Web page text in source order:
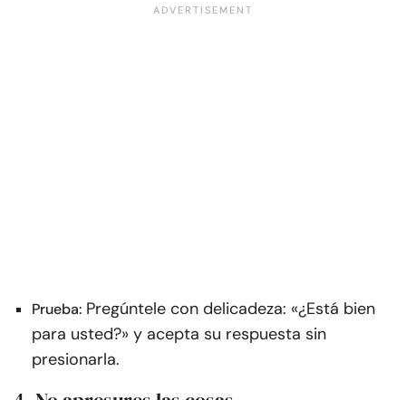
Prueba: Pregúntele con delicadeza: «¿Está bien
para usted?» y acepta su respuesta sin
presionarla.